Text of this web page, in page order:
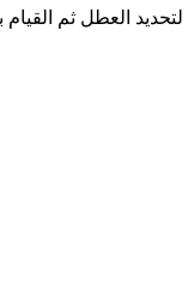
العطل ثم